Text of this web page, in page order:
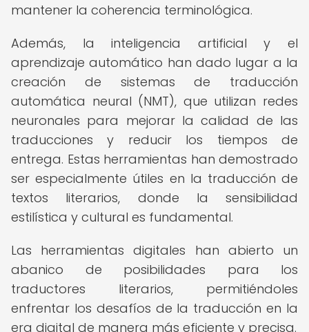
mantener la coherencia terminológica.
Además, la inteligencia artificial y el
aprendizaje automático han dado lugar a la
creación de sistemas de traducción
automática neural (NMT), que utilizan redes
neuronales para mejorar la calidad de las
traducciones y reducir los tiempos de
entrega. Estas herramientas han demostrado
ser especialmente útiles en la traducción de
textos literarios, donde la sensibilidad
estilística y cultural es fundamental.
Las herramientas digitales han abierto un
abanico de posibilidades para los
traductores literarios, permitiéndoles
enfrentar los desafíos de la traducción en la
era digital de manera más eficiente y precisa.